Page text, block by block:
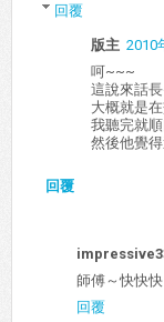
回覆
版主 2010
呵~~~
這說來話
大概就是
我聽完就
然後他覺
回覆
師傅～快快
回覆